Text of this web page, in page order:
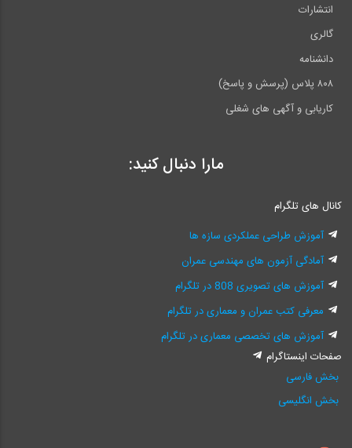
انتشارات
گالری
دانشنامه
۸۰۸ پلاس (پرسش و پاسخ)
کاریابی و آگهی های شغلی
مارا دنبال کنید:
کانال های تلگرام
آموزش طراحی عملکردی سازه ها
آمادگی آزمون های مهندسی عمران
آموزش های تصویری 808 در تلگرام
معرفی کتب عمران و معماری در تلگرام
آموزش های تخصصی معماری در تلگرام
صفحات اینستاگرام
بخش فارسی
بخش انگلیسی